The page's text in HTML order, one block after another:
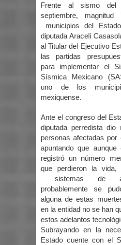
Frente al sismo
septiembre,
municipios del
diputada Araceli
al Titular del Ejecutivo
las partidas
para implementar el
Sísmica Mexicano
uno de los
mexiquense.
Ante el congreso del
diputada perredista dio
personas afectadas por
apuntando que
registró un número
que perdieron la
sistemas de
probablemente se
alguna de estas
en la entidad no se han
estos adelantos
Subrayando en la
Estado cuente con el